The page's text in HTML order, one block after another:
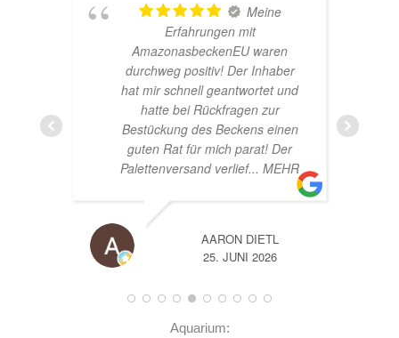
Meine
Erfahrungen mit
AmazonasbeckenEU waren
durchweg positiv! Der Inhaber
hat mir schnell geantwortet und
hatte bei Rückfragen zur
Bestückung des Beckens einen
guten Rat für mich parat! Der
Palettenversand verlief... MEHR
AARON DIETL
25. JUNI 2026
Aquarium: